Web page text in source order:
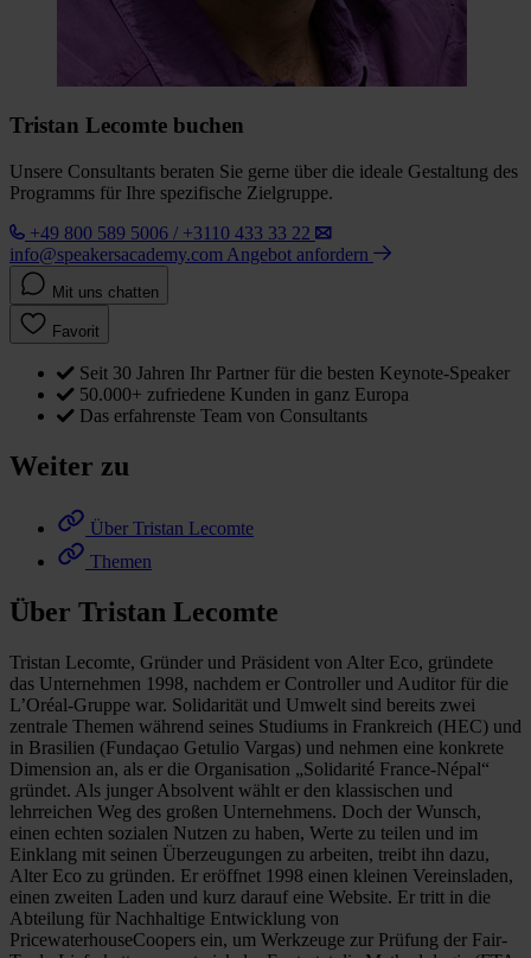
Tristan Lecomte buchen
Unsere Consultants beraten Sie gerne über die ideale Gestaltung des
Programms für Ihre spezifische Zielgruppe.
+49 800 589 5006 / +3110 433 33 22
info@speakersacademy.com Angebot anfordern
Mit uns chatten
Favorit
Seit 30 Jahren Ihr Partner für die besten Keynote-Speaker
50.000+ zufriedene Kunden in ganz Europa
Das erfahrenste Team von Consultants
Weiter zu
Über Tristan Lecomte
Themen
Über Tristan Lecomte
Tristan Lecomte, Gründer und Präsident von Alter Eco, gründete
das Unternehmen 1998, nachdem er Controller und Auditor für die
L’Oréal-Gruppe war. Solidarität und Umwelt sind bereits zwei
zentrale Themen während seines Studiums in Frankreich (HEC) und
in Brasilien (Fundaçao Getulio Vargas) und nehmen eine konkrete
Dimension an, als er die Organisation „Solidarité France-Népal“
gründet. Als junger Absolvent wählt er den klassischen und
lehrreichen Weg des großen Unternehmens. Doch der Wunsch,
einen echten sozialen Nutzen zu haben, Werte zu teilen und im
Einklang mit seinen Überzeugungen zu arbeiten, treibt ihn dazu,
Alter Eco zu gründen. Er eröffnet 1998 einen kleinen Vereinsladen,
einen zweiten Laden und kurz darauf eine Website. Er tritt in die
Abteilung für Nachhaltige Entwicklung von
PricewaterhouseCoopers ein, um Werkzeuge zur Prüfung der Fair-